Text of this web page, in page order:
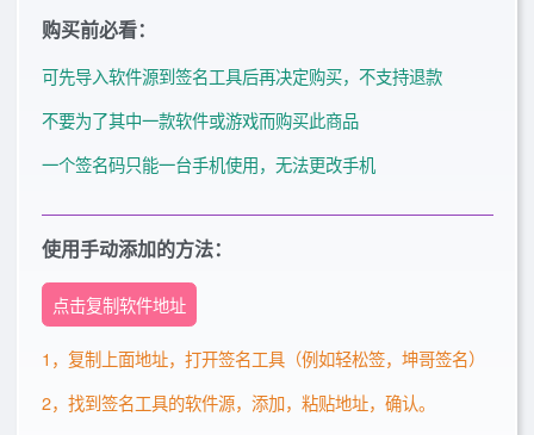
购买前必看：
可先导入软件源到签名工具后再决定购买，不支持退款
不要为了其中一款软件或游戏而购买此商品
一个签名码只能一台手机使用，无法更改手机
使用手动添加的方法：
点击复制软件地址
1，复制上面地址，打开签名工具（例如轻松签，坤哥签名）
2，找到签名工具的软件源，添加，粘贴地址，确认。